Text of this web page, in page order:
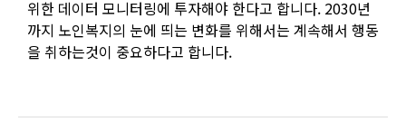
위한 데이터 모니터링에 투자해야 한다고 합니다. 2030년
까지 노인복지의 눈에 띄는 변화를 위해서는 계속해서 행동
을 취하는것이 중요하다고 합니다.